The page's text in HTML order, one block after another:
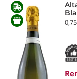
0,75